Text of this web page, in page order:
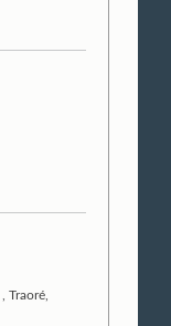
,Traoré,